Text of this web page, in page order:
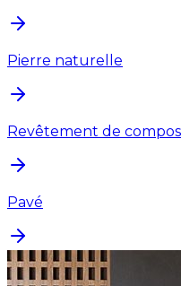
Pierre naturelle
Revêtement de
Pavé